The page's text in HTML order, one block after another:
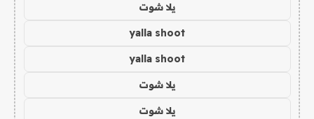
يلا شوت
yalla shoot
yalla shoot
يلا شوت
يلا شوت